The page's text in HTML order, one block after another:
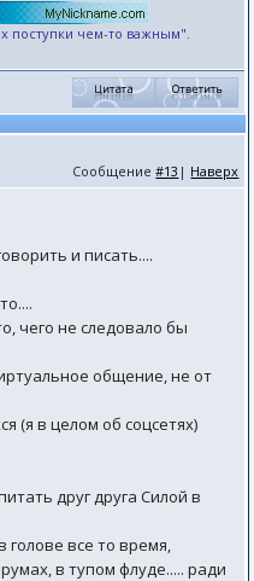
поступки чем-то важным".
Сообщение#13 | Наверх
и писать....
чего не следовало бы
общение, не от
(я в целом об соцсетях)
друг друга Силой в
голове все то время,
в тупом флуде..... ради